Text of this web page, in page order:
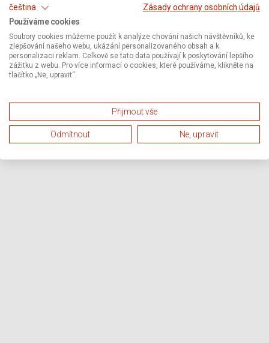
čeština
Zásady ochrany osobních údajů
Používáme cookies
Soubory cookies můžeme použít k analýze chování našich návštěvníků, ke
zlepšování našeho webu, ukázání personalizovaného obsah a k
personalizaci reklam. Celkově se tato data používají k poskytování lepšího
zážitku z webu. Pro více informací o cookies, které používáme, klikněte na
tlačítko „Ne, upravit“.
Přijmout vše
Odmítnout Ne, upravit